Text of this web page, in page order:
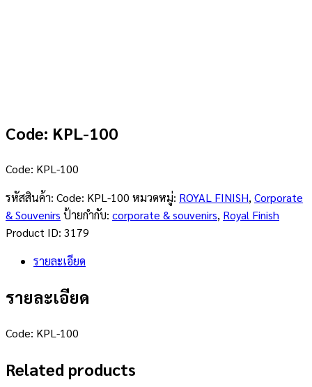
Code: KPL-100
Code: KPL-100
รหัสสินค้า: Code: KPL-100 หมวดหมู่: ROYAL FINISH, Corporate
& Souvenirs ป้ายกำกับ: corporate & souvenirs, Royal Finish
Product ID: 3179
รายละเอียด
รายละเอียด
Code: KPL-100
Related products